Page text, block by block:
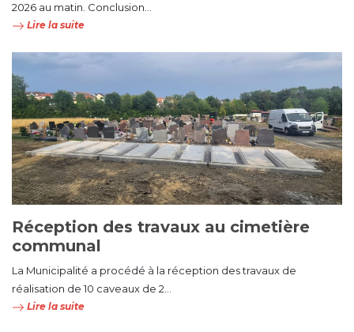
2026 au matin. Conclusion...
Lire la suite
Réception des travaux au cimetière
communal
La Municipalité a procédé à la réception des travaux de
réalisation de 10 caveaux de 2...
Lire la suite